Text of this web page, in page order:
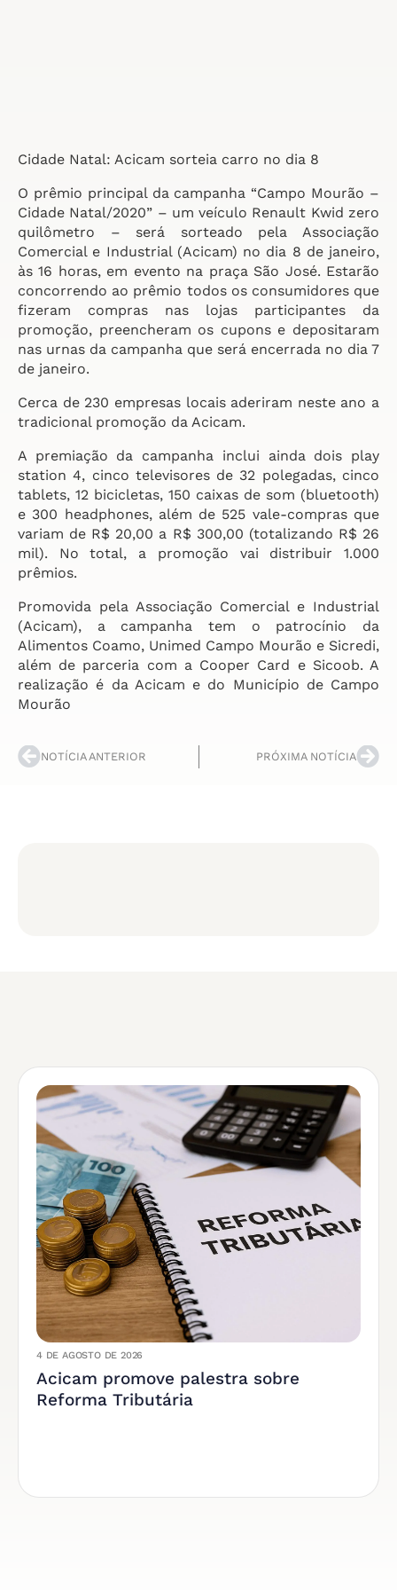
Cidade Natal: Acicam sorteia carro no dia 8
O prêmio principal da campanha “Campo Mourão –
Cidade Natal/2020” – um veículo Renault Kwid zero
quilômetro – será sorteado pela Associação
Comercial e Industrial (Acicam) no dia 8 de janeiro,
às 16 horas, em evento na praça São José. Estarão
concorrendo ao prêmio todos os consumidores que
fizeram compras nas lojas participantes da
promoção, preencheram os cupons e depositaram
nas urnas da campanha que será encerrada no dia 7
de janeiro.
Cerca de 230 empresas locais aderiram neste ano a
tradicional promoção da Acicam.
A premiação da campanha inclui ainda dois play
station 4, cinco televisores de 32 polegadas, cinco
tablets, 12 bicicletas, 150 caixas de som (bluetooth)
e 300 headphones, além de 525 vale-compras que
variam de R$ 20,00 a R$ 300,00 (totalizando R$ 26
mil). No total, a promoção vai distribuir 1.000
prêmios.
Promovida pela Associação Comercial e Industrial
(Acicam), a campanha tem o patrocínio da
Alimentos Coamo, Unimed Campo Mourão e Sicredi,
além de parceria com a Cooper Card e Sicoob. A
realização é da Acicam e do Município de Campo
Mourão
NOTÍCIA ANTERIOR PRÓXIMA NOTÍCIA
4 DE AGOSTO DE 2026
Acicam promove palestra sobre
Reforma Tributária